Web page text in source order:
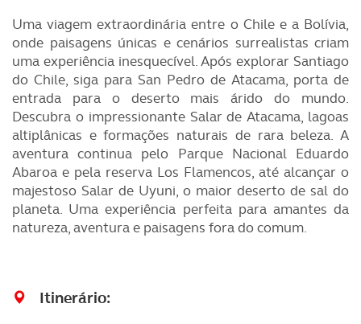
Uma viagem extraordinária entre o Chile e a Bolívia,
onde paisagens únicas e cenários surrealistas criam
uma experiência inesquecível. Após explorar Santiago
do Chile, siga para San Pedro de Atacama, porta de
entrada para o deserto mais árido do mundo.
Descubra o impressionante Salar de Atacama, lagoas
altiplânicas e formações naturais de rara beleza. A
aventura continua pelo Parque Nacional Eduardo
Abaroa e pela reserva Los Flamencos, até alcançar o
majestoso Salar de Uyuni, o maior deserto de sal do
planeta. Uma experiência perfeita para amantes da
natureza, aventura e paisagens fora do comum.
Itinerário: